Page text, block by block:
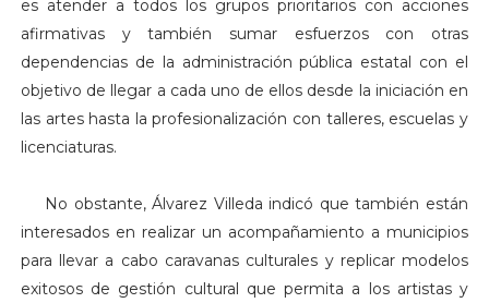
es atender a todos los grupos prioritarios con acciones
afirmativas y también sumar esfuerzos con otras
dependencias de la administración pública estatal con el
objetivo de llegar a cada uno de ellos desde la iniciación en
las artes hasta la profesionalización con talleres, escuelas y
licenciaturas.
No obstante, Álvarez Villeda indicó que también están
interesados en realizar un acompañamiento a municipios
para llevar a cabo caravanas culturales y replicar modelos
exitosos de gestión cultural que permita a los artistas y